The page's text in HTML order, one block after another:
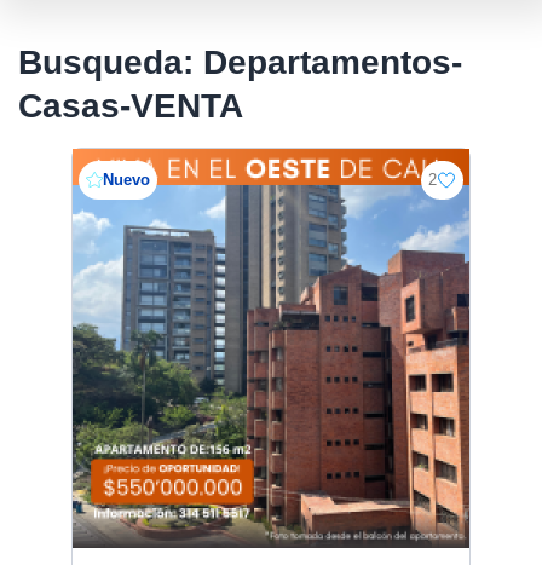
Busqueda: Departamentos-
Casas-VENTA
Nuevo 2